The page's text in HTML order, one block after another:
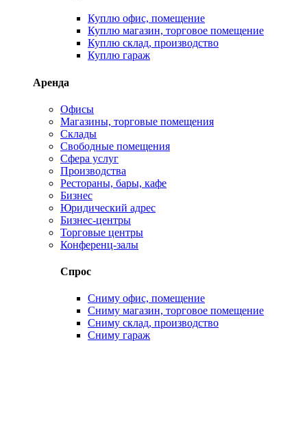
Куплю офис, помещение
Куплю магазин, торговое помещение
Куплю склад, производство
Куплю гараж
Аренда
Офисы
Магазины, торговые помещения
Склады
Свободные помещения
Сфера услуг
Производства
Рестораны, бары, кафе
Бизнес
Юридический адрес
Бизнес-центры
Торговые центры
Конференц-залы
Спрос
Сниму офис, помещение
Сниму магазин, торговое помещение
Сниму склад, производство
Сниму гараж